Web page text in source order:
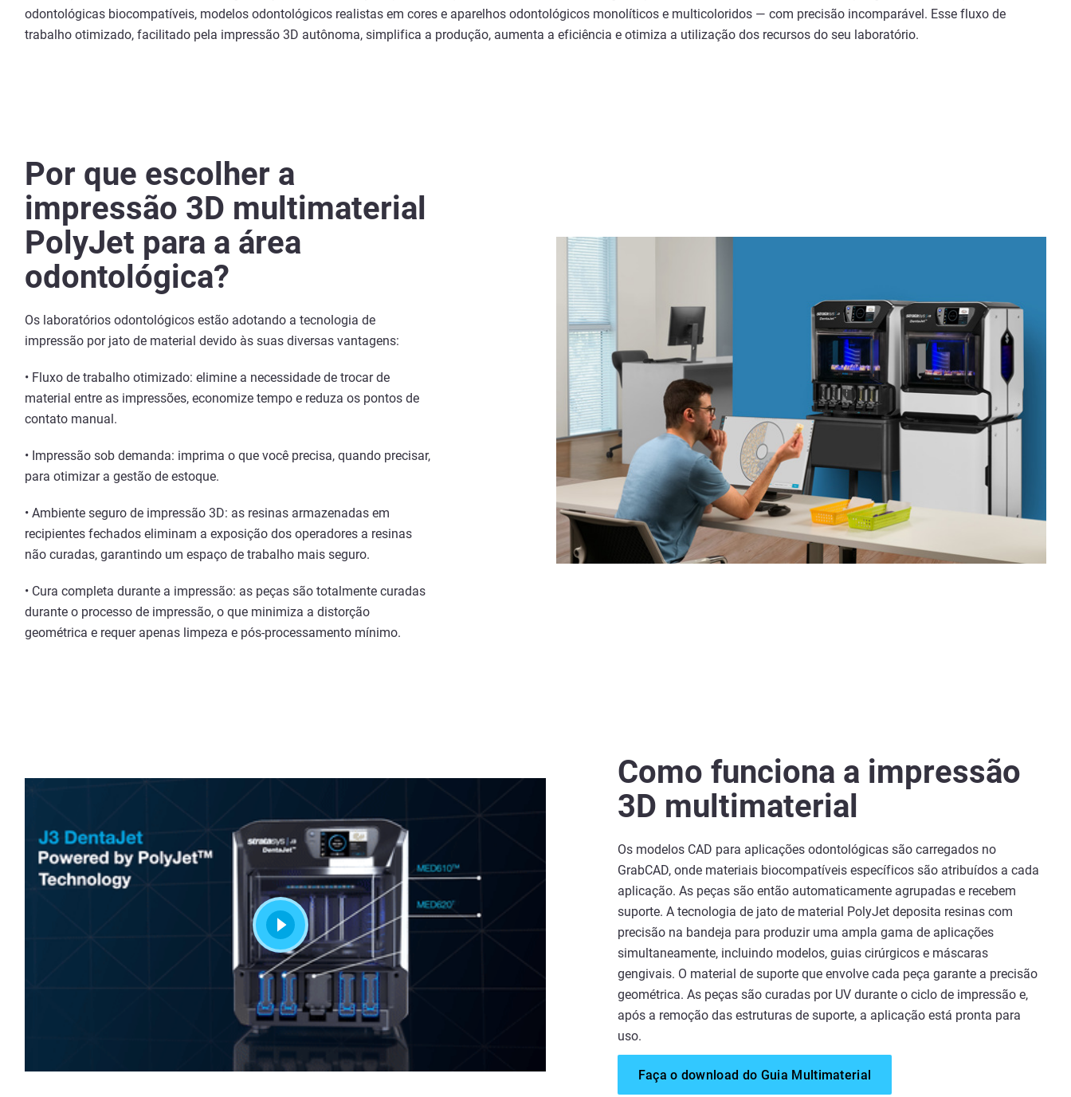
odontológicas biocompatíveis, modelos odontológicos realistas em cores e aparelhos odontológicos monolíticos e multicoloridos — com precisão incomparável. Esse fluxo de
trabalho otimizado, facilitado pela impressão 3D autônoma, simplifica a produção, aumenta a eficiência e otimiza a utilização dos recursos do seu laboratório.
Por que escolher a
impressão 3D multimaterial
PolyJet para a área
odontológica?
Os laboratórios odontológicos estão adotando a tecnologia de
impressão por jato de material devido às suas diversas vantagens:
• Fluxo de trabalho otimizado: elimine a necessidade de trocar de
material entre as impressões, economize tempo e reduza os pontos de
contato manual.
• Impressão sob demanda: imprima o que você precisa, quando precisar,
para otimizar a gestão de estoque.
• Ambiente seguro de impressão 3D: as resinas armazenadas em
recipientes fechados eliminam a exposição dos operadores a resinas
não curadas, garantindo um espaço de trabalho mais seguro.
• Cura completa durante a impressão: as peças são totalmente curadas
durante o processo de impressão, o que minimiza a distorção
geométrica e requer apenas limpeza e pós-processamento mínimo.
Como funciona a impressão
3D multimaterial
Os modelos CAD para aplicações odontológicas são carregados no
GrabCAD, onde materiais biocompatíveis específicos são atribuídos a cada
aplicação. As peças são então automaticamente agrupadas e recebem
suporte. A tecnologia de jato de material PolyJet deposita resinas com
precisão na bandeja para produzir uma ampla gama de aplicações
simultaneamente, incluindo modelos, guias cirúrgicos e máscaras
gengivais. O material de suporte que envolve cada peça garante a precisão
geométrica. As peças são curadas por UV durante o ciclo de impressão e,
após a remoção das estruturas de suporte, a aplicação está pronta para
uso.
Faça o download do Guia Multimaterial